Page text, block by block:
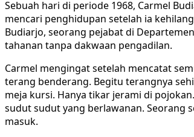
Sebuah hari di periode 1968, Carmel
mencari penghidupan setelah ia
Budiarjo, seorang pejabat di
tahanan tanpa dakwaan pengadilan.
Carmel mengingat setelah mencatat
terang benderang. Begitu terangnya
meja kursi. Hanya tikar jerami di
sudut sudut yang berlawanan. Seorang
masuk.